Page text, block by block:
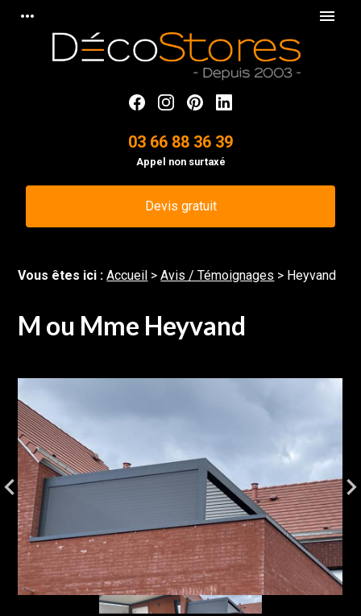
more_horiz menu
03 66 88 36 39
Appel non surtaxé
Devis gratuit
Vous êtes ici :Accueil >Avis / Témoignages > Heyvand
M ou Mme Heyvand